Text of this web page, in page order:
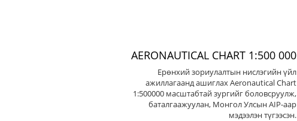
AERONAUTICAL CHART 1:500 000
Ерөнхий зориулалтын нислэгийн үйл
ажиллагаанд ашиглах Aeronautical Chart
1:500000 масштабтай зургийг боловсруулж,
баталгаажуулан, Монгол Улсын AIP-аар
мэдээлэн түгээсэн.